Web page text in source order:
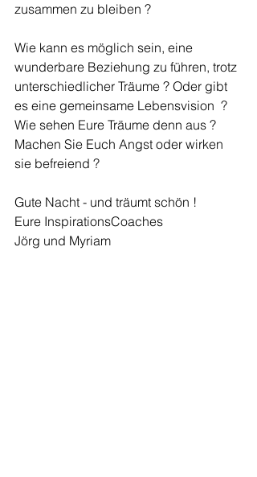
zusammen zu bleiben ?
Wie kann es möglich sein, eine
wunderbare Beziehung zu führen, trotz
unterschiedlicher Träume ? Oder gibt
es eine gemeinsame Lebensvision  ?
Wie sehen Eure Träume denn aus ?
Machen Sie Euch Angst oder wirken
sie befreiend ?
Gute Nacht - und träumt schön !
Eure InspirationsCoaches
Jörg und Myriam